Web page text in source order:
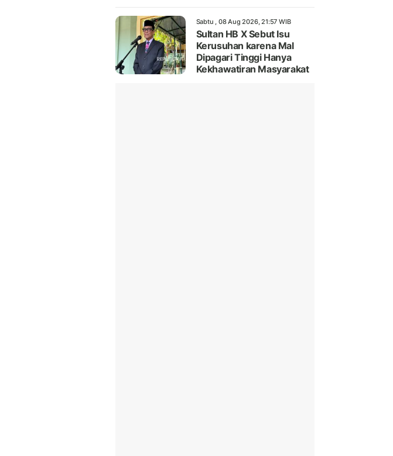
Sabtu , 08 Aug 2026, 21:57 WIB
Sultan HB X Sebut Isu
Kerusuhan karena Mal
Dipagari Tinggi Hanya
Kekhawatiran Masyarakat